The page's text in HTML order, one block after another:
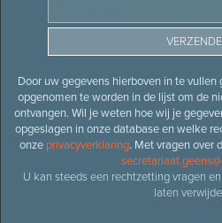
Door uw gegevens hierboven in te
opgenomen te worden in de lijst om de
ontvangen. Wil je weten hoe wij je
opgeslagen in onze database en welke
onze privacyverklaring. Met vragen over
U kan steeds een rechtzetting vragen
laten